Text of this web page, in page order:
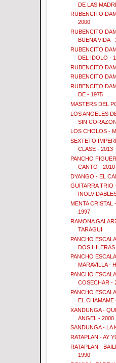
DE LAS
RUBENCITO
2000
RUBENCITO
BUENA VIDA -
RUBENCITO
DEL IDOLO -
RUBENCITO
RUBENCITO
RUBENCITO
DE - 1975
MASTERS DEL
LOS ANGELES
SIN
LOS CHOLOS -
SEXTETO
CLASE - 2013
PANCHO
CANTO - 2010
DYANGO - EL
GUITARRA TRIO
MENTA CRISTAL
1997
RAMONA
TARAGUI
PANCHO
DOS HILERAS
PANCHO
MARAVILLA -
PANCHO
COSECHAR -
PANCHO
EL CHAMAME
XANDUNGA -
ANGEL - 2000
SANDUNGA - LA
RATAPLAN - AY
RATAPLAN -
1990